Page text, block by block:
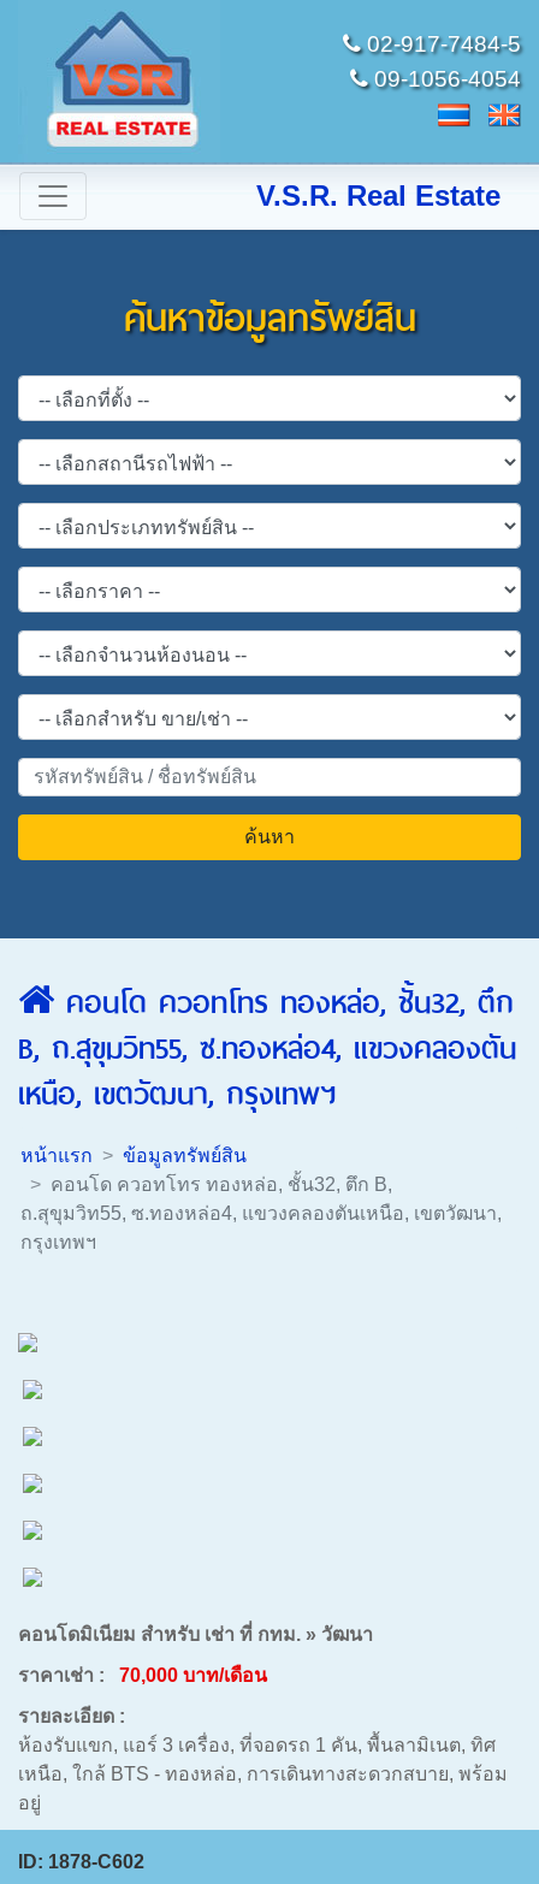
02-917-7484-5
09-1056-4054
V.S.R. Real Estate
ค้นหาข้อมูลทรัพย์สิน
ค้นหา
คอนโด ควอทโทร ทองหล่อ, ชั้น32, ตึก
B, ถ.สุขุมวิท55, ซ.ทองหล่อ4, แขวงคลองตัน
เหนือ, เขตวัฒนา, กรุงเทพฯ
หน้าแรก
ข้อมูลทรัพย์สิน
คอนโด ควอทโทร ทองหล่อ, ชั้น32, ตึก B,
ถ.สุขุมวิท55, ซ.ทองหล่อ4, แขวงคลองตันเหนือ, เขตวัฒนา,
กรุงเทพฯ
คอนโดมิเนียม สำหรับ เช่า ที่ กทม. » วัฒนา
ราคาเช่า : 70,000 บาท/เดือน
รายละเอียด :
ห้องรับแขก, แอร์ 3 เครื่อง, ที่จอดรถ 1 คัน, พื้นลามิเนต, ทิศ
เหนือ, ใกล้ BTS - ทองหล่อ, การเดินทางสะดวกสบาย, พร้อม
อยู่
ID: 1878-C602